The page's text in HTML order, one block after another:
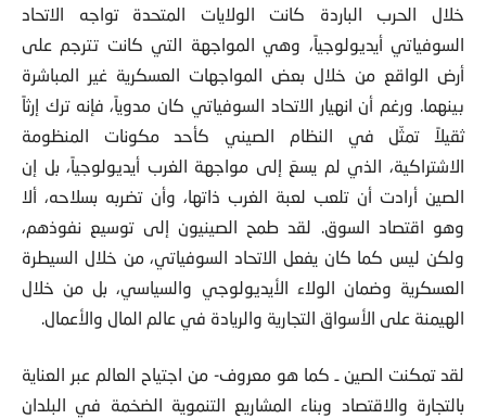
خلال الحرب الباردة كانت الولايات المتحدة تواجه الاتحاد
السوفياتي أيديولوجياً، وهي المواجهة التي كانت تترجم على
أرض الواقع من خلال بعض المواجهات العسكرية غير المباشرة
بينهما. ورغم أن انهيار الاتحاد السوفياتي كان مدوياً، فإنه ترك إرثاً
ثقيلاً تمثّل في النظام الصيني كأحد مكونات المنظومة
الاشتراكية، الذي لم يسعَ إلى مواجهة الغرب أيديولوجياً، بل إن
الصين أرادت أن تلعب لعبة الغرب ذاتها، وأن تضربه بسلاحه، ألا
وهو اقتصاد السوق. لقد طمح الصينيون إلى توسيع نفوذهم،
ولكن ليس كما كان يفعل الاتحاد السوفياتي، من خلال السيطرة
العسكرية وضمان الولاء الأيديولوجي والسياسي، بل من خلال
الهيمنة على الأسواق التجارية والريادة في عالم المال والأعمال.
لقد تمكنت الصين ـ كما هو معروف- من اجتياح العالم عبر العناية
بالتجارة والاقتصاد وبناء المشاريع التنموية الضخمة في البلدان